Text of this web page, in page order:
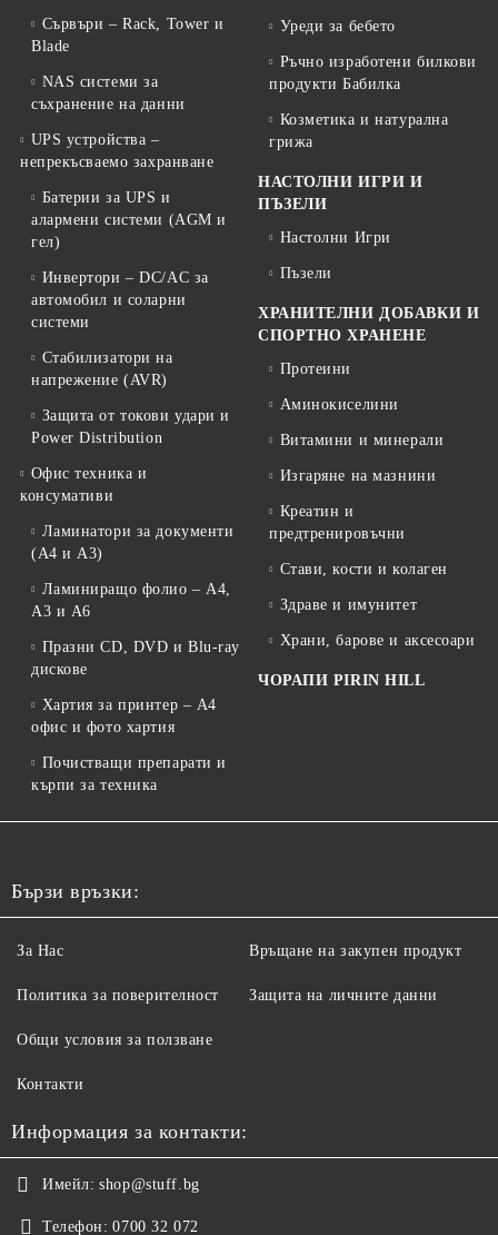
Сървъри – Rack, Tower и
Blade
NAS системи за
съхранение на данни
UPS устройства –
непрекъсваемо захранване
Батерии за UPS и
алармени системи (AGM и
гел)
Инвертори – DC/AC за
автомобил и соларни
системи
Стабилизатори на
напрежение (AVR)
Защита от токови удари и
Power Distribution
Офис техника и
консумативи
Ламинатори за документи
(A4 и A3)
Ламиниращо фолио – A4,
A3 и A6
Празни CD, DVD и Blu-ray
дискове
Хартия за принтер – A4
офис и фото хартия
Почистващи препарати и
кърпи за техника
Уреди за бебето
Ръчно изработени билкови
продукти Бабилка
Козметика и натурална
грижа
НАСТОЛНИ ИГРИ И
ПЪЗЕЛИ
Настолни Игри
Пъзели
ХРАНИТЕЛНИ ДОБАВКИ И
СПОРТНО ХРАНЕНЕ
Протеини
Аминокиселини
Витамини и минерали
Изгаряне на мазнини
Креатин и
предтренировъчни
Стави, кости и колаген
Здраве и имунитет
Храни, барове и аксесоари
ЧОРАПИ PIRIN HILL
Бързи връзки:
За Нас
Политика за поверителност
Общи условия за ползване
Контакти
Връщане на закупен продукт
Защита на личните данни
Информация за контакти:
Имейл: shop@stuff.bg
Телефон: 0700 32 072